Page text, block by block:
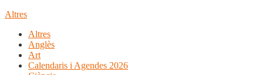
Altres
Altres
Anglès
Art
Calendaris i Agendes 2026